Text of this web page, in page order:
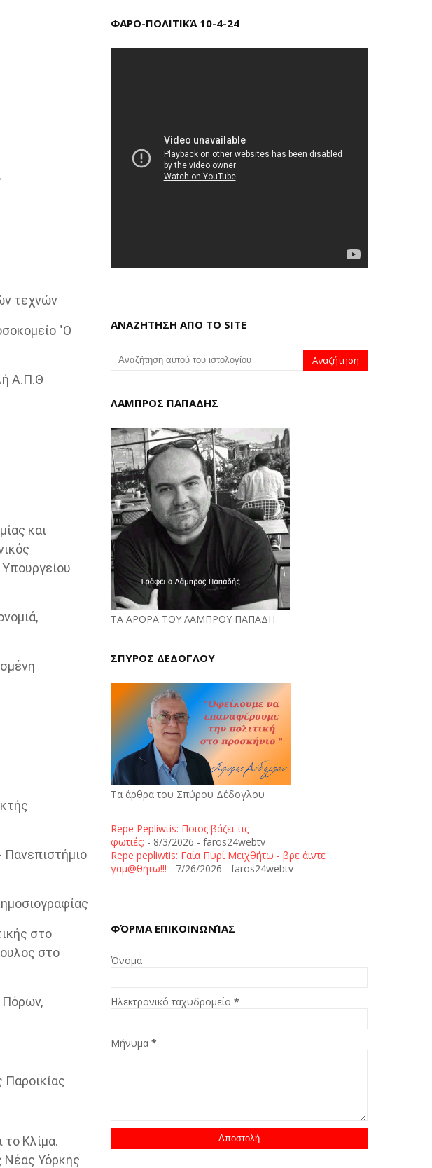
τεχνών
"Ο
Α.Π.Θ
και
Πανεπιστήμιο
στο
στο
Πόρων,
Κλίμα.
Νέας Υόρκης
ΦΑΡΟ-ΠΟΛΙΤΙΚΆ 10-4-24
ΑΝΑΖΗΤΗΣΗ ΑΠΟ ΤΟ SITE
ΛΑΜΠΡΟΣ ΠΑΠΑΔΗΣ
ΤΑ ΑΡΘΡΑ ΤΟΥ ΛΑΜΠΡΟΥ ΠΑΠΑΔΗ
ΣΠΥΡΟΣ ΔΕΔΟΓΛΟΥ
Τα άρθρα του Σπύρου Δέδογλου
Repe Pepliwtis: Ποιος βάζει τις
φωτιές; - 8/3/2026 - faros24webtv
Repe pepliwtis: Γαία Πυρί Μειχθήτω - βρε άιντε
γαμ@θήτω!!! - 7/26/2026 - faros24webtv
ΦΌΡΜΑ ΕΠΙΚΟΙΝΩΝΊΑΣ
Όνομα
Ηλεκτρονικό ταχυδρομείο*
Μήνυμα*